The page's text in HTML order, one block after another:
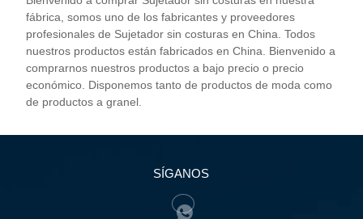
fábrica, somos uno de los fabricantes y proveedores
profesionales de Sujetador sin costuras en China. Todos
nuestros productos están fabricados en China. Bienvenido a
comprarnos nuestros productos a bajo precio o precio
económico. Disponemos tanto de productos de moda como
de productos a granel.
SÍGANOS